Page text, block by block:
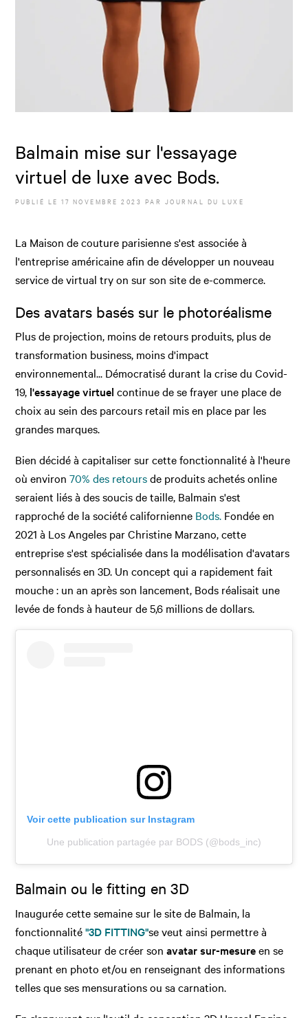
Balmain mise sur l'essayage
virtuel de luxe avec Bods.
PUBLIÉ LE17 NOVEMBRE 2023 PAR JOURNAL DU LUXE
La Maison de couture parisienne s'est associée à
l'entreprise américaine afin de développer un nouveau
service de virtual try on sur son site de e-commerce.
Des avatars basés sur le photoréalisme
Plus de projection, moins de retours produits, plus de
transformation business, moins d'impact
environnemental... Démocratisé durant la crise du Covid-
19, l'essayage virtuel continue de se frayer une place de
choix au sein des parcours retail mis en place par les
grandes marques.
Bien décidé à capitaliser sur cette fonctionnalité à l'heure
où environ 70% des retoursde produits achetés online
seraient liés à des soucis de taille, Balmain s'est
rapproché de la société californienne Bods. Fondée en
2021 à Los Angeles par Christine Marzano, cette
entreprise s'est spécialisée dans la modélisation d'avatars
personnalisés en 3D. Un concept qui a rapidement fait
mouche : un an après son lancement, Bods réalisait une
levée de fonds à hauteur de 5,6 millions de dollars.
Voir cette publication sur Instagram
Une publication partagée par BODS (@bods_inc)
Balmain ou le fitting en 3D
Inaugurée cette semaine sur le site de Balmain, la
fonctionnalité"3D FITTING"se veut ainsi permettre à
chaque utilisateur de créer sonavatar sur-mesureen se
prenant en photo et/ou en renseignant des informations
telles que ses mensurations ou sa carnation.